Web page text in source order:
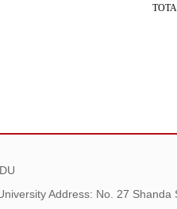
Address: No. 27 Shanda